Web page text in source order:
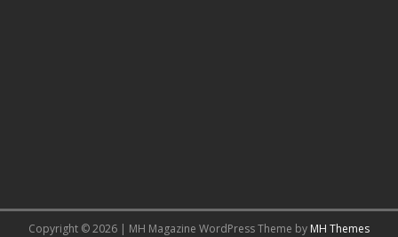
Copyright © 2026 | MH Magazine WordPress Theme by MH Themes